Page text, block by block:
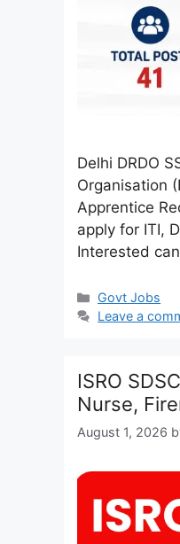
Delhi DRDO
Organisation
Apprentice
apply for ITI,
Interested
Categories
Govt Jobs
Leave a
ISRO
Nurse,
August 1, 2026